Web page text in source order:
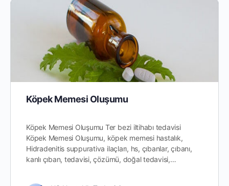
Köpek Memesi Oluşumu
Köpek Memesi Oluşumu Ter bezi iltihabı tedavisi
Köpek Memesi Oluşumu, köpek memesi hastalık,
Hidradenitis suppurativa ilaçları, hs, çıbanlar, çıbanı,
kanlı çıban, tedavisi, çözümü, doğal tedavisi,…